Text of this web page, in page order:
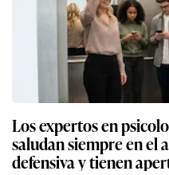
Los expertos en
saludan siempre en el
defensiva y tienen